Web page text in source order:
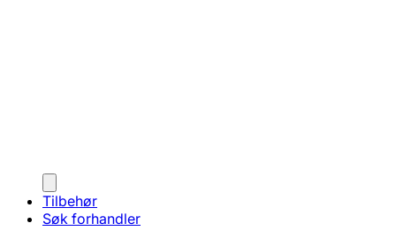
Tilbehør
Søk forhandler